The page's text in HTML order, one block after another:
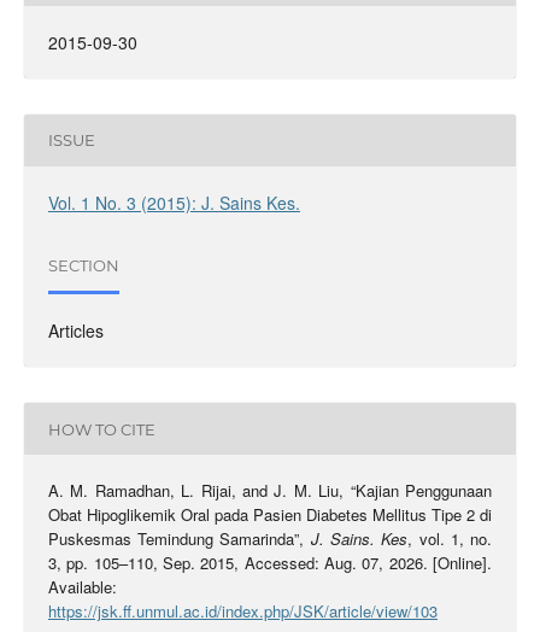
2015-09-30
ISSUE
Vol. 1 No. 3 (2015): J. Sains Kes.
SECTION
Articles
HOW TO CITE
A. M. Ramadhan, L. Rijai, and J. M. Liu, “Kajian Penggunaan
Obat Hipoglikemik Oral pada Pasien Diabetes Mellitus Tipe 2 di
Puskesmas Temindung Samarinda”, J. Sains. Kes, vol. 1, no.
3, pp. 105–110, Sep. 2015, Accessed: Aug. 07, 2026. [Online].
Available:
https://jsk.ff.unmul.ac.id/index.php/JSK/article/view/103